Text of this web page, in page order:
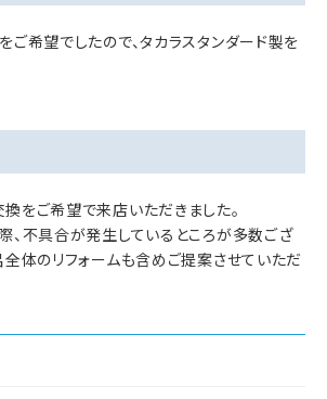
ご希望でしたので、タカラスタンダード製を
をご希望で来店いただきました。
、不具合が発生しているところが多数ござ
全体のリフォームも含めご提案させていただ